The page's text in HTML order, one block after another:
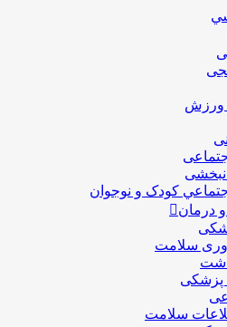
ورزش
کودک و نوجوان
درمان
سلامت
پزشکی
سلامت